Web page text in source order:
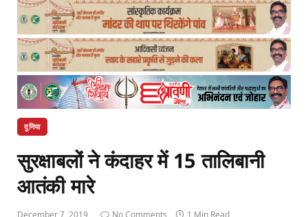
दुनिया
सुरक्षाबलों ने कंदाहर में 15 तालिबानी
आतंकी मारे